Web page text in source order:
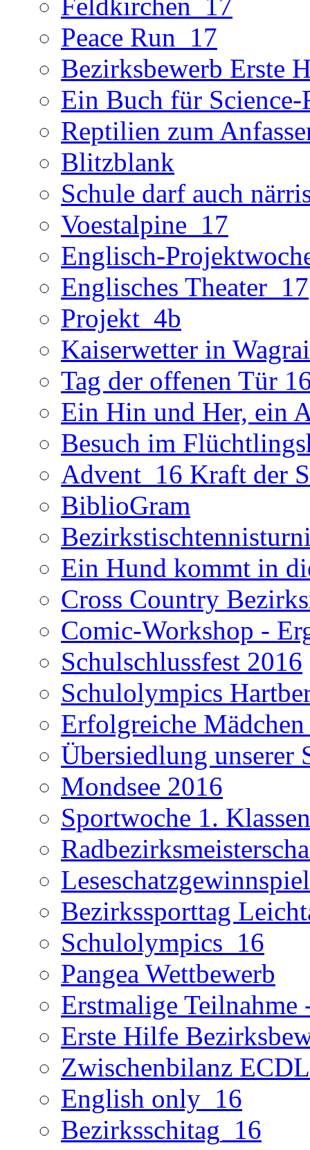
Peace Run_17
Bezirksbewerb Erste
Ein Buch für
Reptilien zum
Blitzblank
Schule darf auch
Voestalpine_17
Englisch-
Englisches Theater_17
Projekt_4b
Kaiserwetter in
Tag der offenen Tür
Ein Hin und Her, ein
Besuch im
Advent_16 Kraft der
BiblioGram
Ein Hund kommt in
Cross Country
Comic-Workshop -
Schulschlussfest 2016
Schulolympics
Erfolgreiche Mädchen
Übersiedlung unserer
Mondsee 2016
Sportwoche 1.
Bezirkssporttag
Schulolympics_16
Pangea Wettbewerb
Erstmalige Teilnahme
Erste Hilfe
Zwischenbilanz
English only_16
Bezirksschitag_16